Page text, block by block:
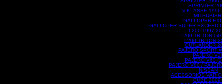
SPRINTER
V-KLASSE
MITSUBISHI
GALLOPER
GALLOPER SUPER EXCEED
L200 1997-
L200 TRITON
L200 TRITON
OUTLANDER
PAJERO SPORT
PAJERO
PAJERO V60
PAJERO V80 /
NISSAN
ACESSORIOS
CUBE